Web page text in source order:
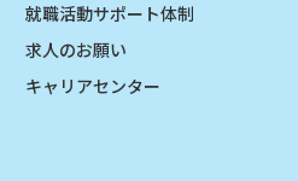
就職活動サポート体制
求人のお願い
キャリアセンター